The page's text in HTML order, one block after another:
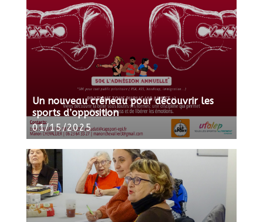
Un nouveau créneau pour découvrir les
sports d’opposition
01/15/2025